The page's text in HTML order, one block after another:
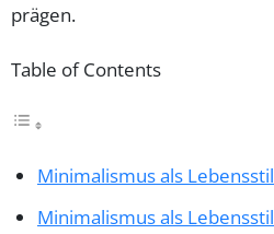
prägen.
Table of Contents
Minimalismus als Lebensstil
Minimalismus als Lebensstil